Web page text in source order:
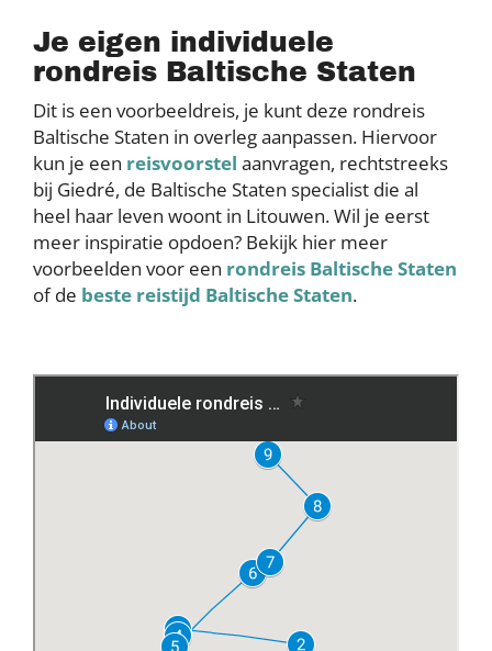
Je eigen individuele
rondreis Baltische Staten
Dit is een voorbeeldreis, je kunt deze rondreis
Baltische Staten in overleg aanpassen. Hiervoor
kun je een reisvoorstel aanvragen, rechtstreeks
bij Giedré, de Baltische Staten specialist die al
heel haar leven woont in Litouwen. Wil je eerst
meer inspiratie opdoen? Bekijk hier meer
voorbeelden voor een rondreis Baltische Staten
of de beste reistijd Baltische Staten.